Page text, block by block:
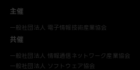
主催
一般社団法人 電子情報技術産業協会
共催
一般社団法人 情報通信ネットワーク産業協会
一般社団法人 ソフトウェア協会